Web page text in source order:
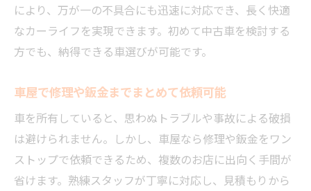
により、万が一の不具合にも迅速に対応でき、長く快適
なカーライフを実現できます。初めて中古車を検討する
方でも、納得できる車選びが可能です。
車屋で修理や鈑金までまとめて依頼可能
車を所有していると、思わぬトラブルや事故による破損
は避けられません。しかし、車屋なら修理や鈑金をワン
ストップで依頼できるため、複数のお店に出向く手間が
省けます。熟練スタッフが丁寧に対応し、見積もりから